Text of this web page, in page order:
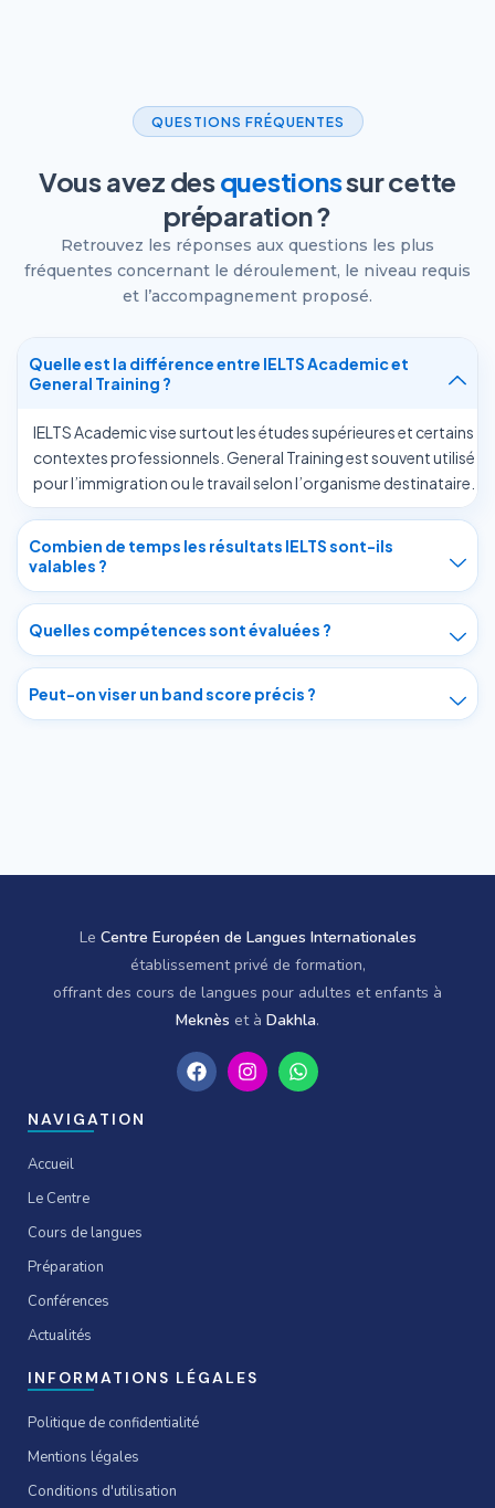
QUESTIONS FRÉQUENTES
Vous avez desquestionssur cette
préparation ?
Retrouvez les réponses aux questions les plus
fréquentes concernant le déroulement, le niveau requis
et l’accompagnement proposé.
Quelle est la différence entre IELTS Academic et
General Training ?
IELTS Academic vise surtout les études supérieures et certains
contextes professionnels. General Training est souvent utilisé
pour l’immigration ou le travail selon l’organisme destinataire.
Combien de temps les résultats IELTS sont-ils
valables ?
Quelles compétences sont évaluées ?
Peut-on viser un band score précis ?
Le Centre Européen de Langues Internationales
établissement privé de formation,
offrant des cours de langues pour adultes et enfants à
Meknès et à Dakhla.
F
a
c
I
n
s
W
h
a
NAVIGATION
Accueil
Le Centre
Cours de langues
Préparation
Conférences
Actualités
INFORMATIONS LÉGALES
Politique de confidentialité
Mentions légales
Conditions d'utilisation